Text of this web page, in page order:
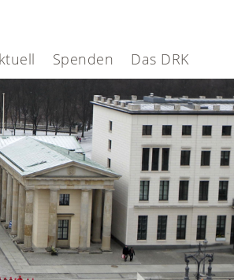
Spenden Das DRK